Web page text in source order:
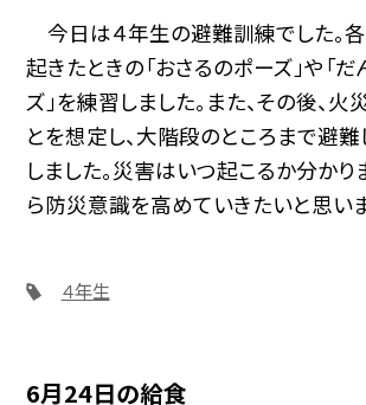
今日は４年生の避難訓練でした。
起きたときの「おさるのポーズ」や「
ズ」を練習しました。また、その後、
とを想定し、大階段のところまで避難
しました。災害はいつ起こるか分かり
ら防災意識を高めていきたいと思いま
４年生
6月24日の給食